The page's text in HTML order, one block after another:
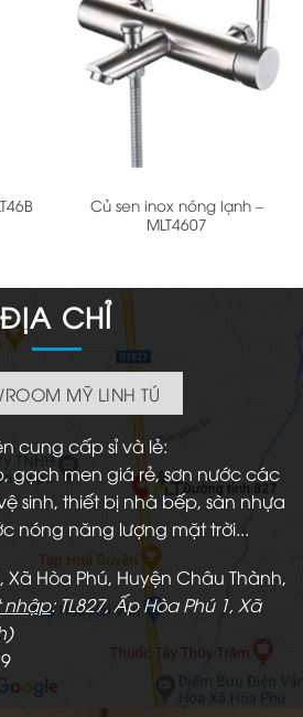
Củ sen inox nóng lạnh –
MLT4607
ĐỊA CHỈ
MỸ LINH TÚ
cung cấp sỉ và lẻ:
gạch men giá rẻ, sơn nước các
sinh, thiết bị nhà bếp, sàn nhựa
nóng năng lượng mặt trời...
Xã Hòa Phú, Huyện Châu Thành,
nhập: TL827, Ấp Hòa Phú 1, Xã